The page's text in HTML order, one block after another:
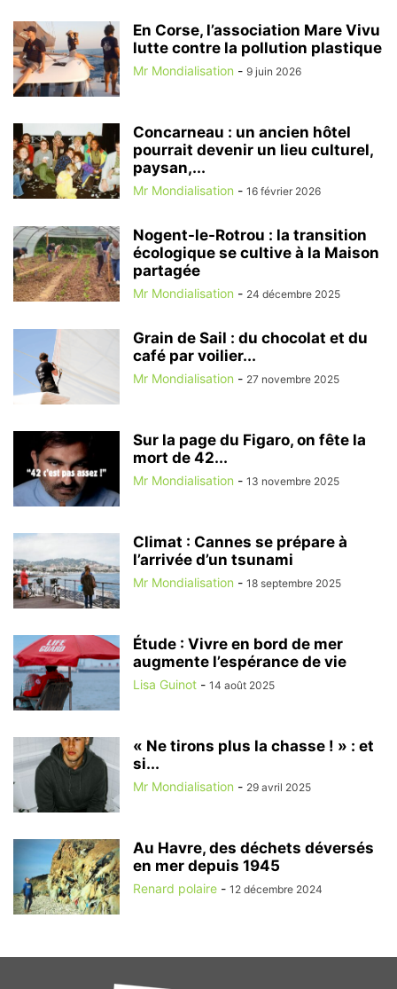
En Corse, l’association Mare Vivu
lutte contre la pollution plastique
Mr Mondialisation - 9 juin 2026
Concarneau : un ancien hôtel
pourrait devenir un lieu culturel,
paysan,...
Mr Mondialisation - 16 février 2026
Nogent-le-Rotrou : la transition
écologique se cultive à la Maison
partagée
Mr Mondialisation - 24 décembre 2025
Grain de Sail : du chocolat et du
café par voilier...
Mr Mondialisation - 27 novembre 2025
Sur la page du Figaro, on fête la
mort de 42...
Mr Mondialisation - 13 novembre 2025
Climat : Cannes se prépare à
l’arrivée d’un tsunami
Mr Mondialisation - 18 septembre 2025
Étude : Vivre en bord de mer
augmente l’espérance de vie
Lisa Guinot - 14 août 2025
« Ne tirons plus la chasse ! » : et
si...
Mr Mondialisation - 29 avril 2025
Au Havre, des déchets déversés
en mer depuis 1945
Renard polaire - 12 décembre 2024